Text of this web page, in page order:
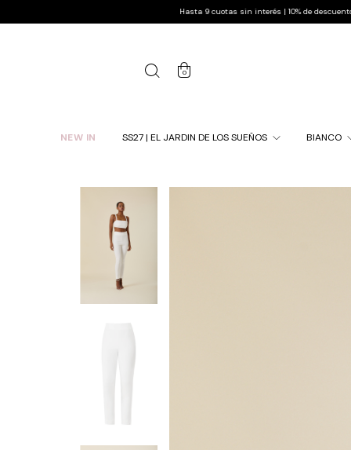
Hasta 9 cuotas sin interés | 10% de descuento pagando
0
NEW IN SS27 | EL JARDIN DE LOS SUEÑOS BIANCO